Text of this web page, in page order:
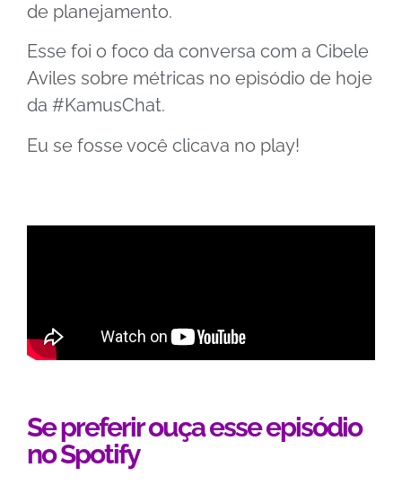
de planejamento.
Esse foi o foco da conversa com a Cibele
Aviles sobre métricas no episódio de hoje
da #KamusChat.
Eu se fosse você clicava no play!
Se preferir ouça esse episódio
no Spotify